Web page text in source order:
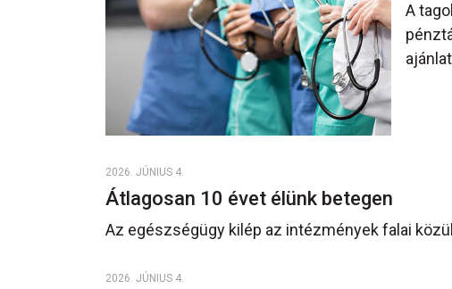
A
2026. JÚNIUS 4.
Átlagosan 10 évet élünk betegen
Az egészségügy kilép az intézmények falai
2026. JÚNIUS 4.